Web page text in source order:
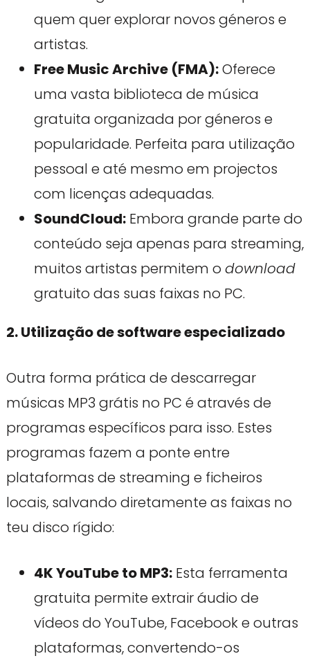
quem quer explorar novos géneros e
artistas.
Free Music Archive (FMA):Oferece
uma vasta biblioteca de música
gratuita organizada por géneros e
popularidade. Perfeita para utilização
pessoal e até mesmo em projectos
com licenças adequadas.
SoundCloud:Embora grande parte do
conteúdo seja apenas para streaming,
muitos artistas permitem o download
gratuito das suas faixas no PC.
2. Utilização de software especializado
Outra forma prática de descarregar
músicas MP3 grátis no PC é através de
programas específicos para isso. Estes
programas fazem a ponte entre
plataformas de streaming e ficheiros
locais, salvando diretamente as faixas no
teu disco rígido:
4K YouTube to MP3:Esta ferramenta
gratuita permite extrair áudio de
vídeos do YouTube, Facebook e outras
plataformas, convertendo-os